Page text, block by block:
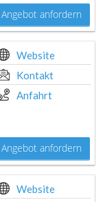
Angebot anfordern
Website
Kontakt
Anfahrt
Angebot anfordern
Website